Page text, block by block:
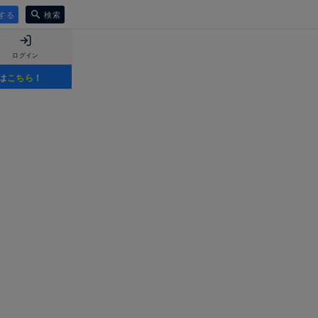
る 検索
ログイン
こちら ！